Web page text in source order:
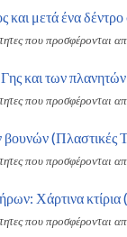
και μετά ένα
που προσφέρονται
και των
που προσφέρονται
(Πλαστικές
που προσφέρονται
Χάρτινα
που προσφέρονται